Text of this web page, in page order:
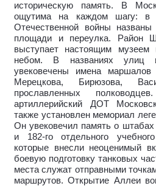
историческую память. В
ощутима на каждом шагу: в
Отечественной войны
площади и переулка. Район
выступает настоящим музеем
небом. В названиях улиц
увековечены имена маршалов
Мерецкова, Бирюзова,
прославленных
артиллерийский ДОТ
также установлен мемориал
Он увековечил память о штабах
и 182-го отдельного
которые внесли неоценимый
боевую подготовку танковых
места служат отправными
маршрутов. Открытие Аллеи